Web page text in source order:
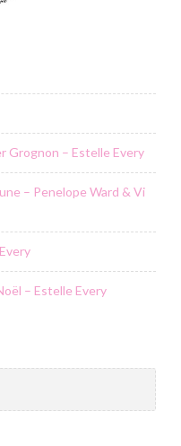
Grognon – Estelle Every
– Penelope Ward & Vi
– Estelle Every